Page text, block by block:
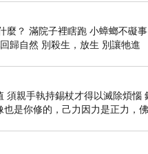
麼？ 滿院子裡瞎跑 小蟑螂不礙
歸自然 別殺生，放生 別讓牠進
須親手執持錫杖才得以滅除煩惱
是你修的，己力因力是正力，